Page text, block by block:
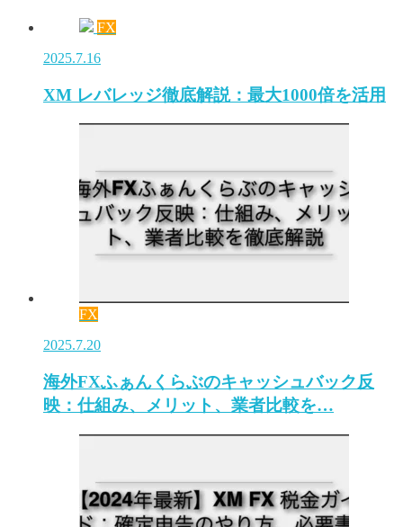
FX
2025.7.16
XM レバレッジ徹底解説：最大1000倍を活用
FX
2025.7.20
海外FXふぁんくらぶのキャッシュバック反
映：仕組み、メリット、業者比較を…